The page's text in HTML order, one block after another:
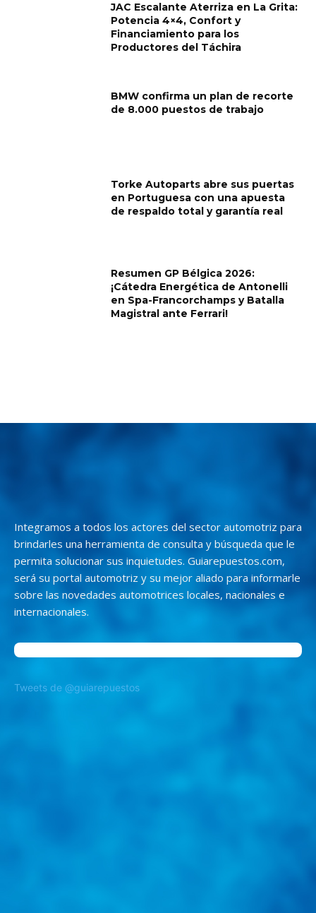
JAC Escalante Aterriza en La Grita:
Potencia 4×4, Confort y
Financiamiento para los
Productores del Táchira
BMW confirma un plan de recorte
de 8.000 puestos de trabajo
Torke Autoparts abre sus puertas
en Portuguesa con una apuesta
de respaldo total y garantía real
Resumen GP Bélgica 2026:
¡Cátedra Energética de Antonelli
en Spa-Francorchamps y Batalla
Magistral ante Ferrari!
Integramos a todos los actores del sector automotriz para
brindarles una herramienta de consulta y búsqueda que le
permita solucionar sus inquietudes. Guiarepuestos.com,
será su portal automotriz y su mejor aliado para informarle
sobre las novedades automotrices locales, nacionales e
internacionales.
Tweets de @guiarepuestos